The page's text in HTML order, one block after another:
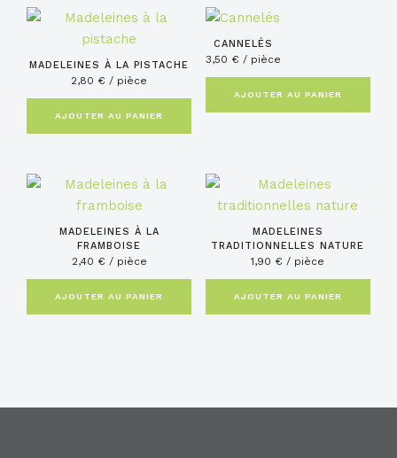
MADELEINES À LA PISTACHE
2,80 € / pièce
AJOUTER AU PANIER
CANNELÉS
3,50 € / pièce
AJOUTER AU PANIER
MADELEINES À LA
FRAMBOISE
2,40 € / pièce
AJOUTER AU PANIER
MADELEINES
TRADITIONNELLES NATURE
1,90 € / pièce
AJOUTER AU PANIER